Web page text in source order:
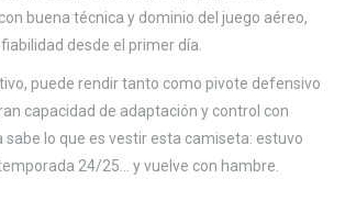
buena técnica y dominio del juego aéreo,
desde el primer día.
puede rendir tanto como pivote defensivo
capacidad de adaptación y control con
sabe lo que es vestir esta camiseta: estuvo
24/25… y vuelve con hambre.